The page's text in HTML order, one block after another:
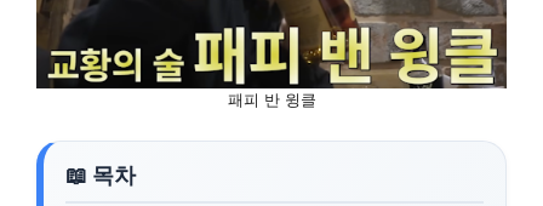
패피 반 윙클